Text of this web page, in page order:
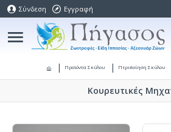
Σύνδεση Εγγραφή
Προϊόντα Σκύλου Περιποίηση Σκύλου
Κουρευτικές